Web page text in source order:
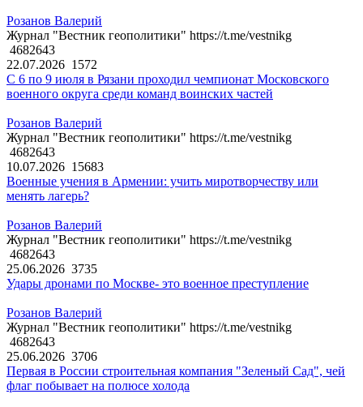
Розанов Валерий
Журнал "Вестник геополитики" https://t.me/vestnikg
4682643
22.07.2026 1572
С 6 по 9 июля в Рязани проходил чемпионат Московского
военного округа среди команд воинских частей
Розанов Валерий
Журнал "Вестник геополитики" https://t.me/vestnikg
4682643
10.07.2026 15683
Военные учения в Армении: учить миротворчеству или
менять лагерь?
Розанов Валерий
Журнал "Вестник геополитики" https://t.me/vestnikg
4682643
25.06.2026 3735
Удары дронами по Москве- это военное преступление
Розанов Валерий
Журнал "Вестник геополитики" https://t.me/vestnikg
4682643
25.06.2026 3706
Первая в России строительная компания "Зеленый Сад", чей
флаг побывает на полюсе холода